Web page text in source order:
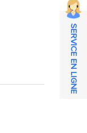
SERVICE EN LIGNE